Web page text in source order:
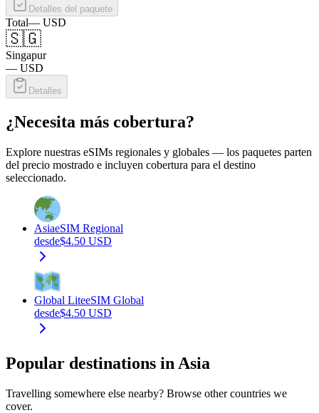
Detalles del paquete
Total— USD
🇸🇬
Singapur
— USD
Detalles
¿Necesita más cobertura?
Explore nuestras eSIMs regionales y globales — los paquetes parten
del precio mostrado e incluyen cobertura para el destino
seleccionado.
AsiaeSIM Regional
desde$4.50 USD
Global LiteeSIM Global
desde$4.50 USD
Popular destinations in Asia
Travelling somewhere else nearby? Browse other countries we
cover.